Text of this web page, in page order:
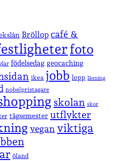
Bröllop café &
foto
födelsedag geocaching
ikea jobb lopp läsning
nobelpristagare
skolan skor
tågsemester utflykter
vegan viktiga
öland